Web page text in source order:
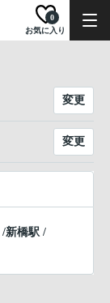
お気に入り
0
変更
変更
/新橋駅 /